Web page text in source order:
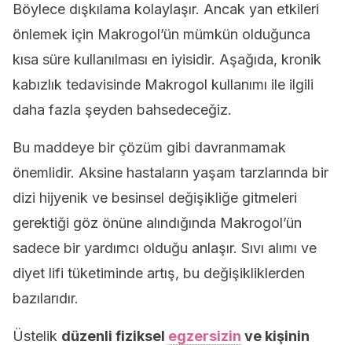
Böylece dışkılama kolaylaşır. Ancak yan etkileri
önlemek için Makrogol’ün mümkün olduğunca
kısa süre kullanılması en iyisidir. Aşağıda, kronik
kabızlık tedavisinde Makrogol kullanımı ile ilgili
daha fazla şeyden bahsedeceğiz.
Bu maddeye bir çözüm gibi davranmamak
önemlidir. Aksine hastaların yaşam tarzlarında bir
dizi hijyenik ve besinsel değişikliğe gitmeleri
gerektiği göz önüne alındığında Makrogol’ün
sadece bir yardımcı olduğu anlaşır. Sıvı alımı ve
diyet lifi tüketiminde artış, bu değişikliklerden
bazılarıdır.
Üstelik düzenli fiziksel egzersizin ve kişinin